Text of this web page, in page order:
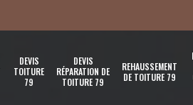
DEVIS
TOITURE
79
DEVIS
RÉPARATION DE
TOITURE 79
REHAUSSEMENT
DE TOITURE 79